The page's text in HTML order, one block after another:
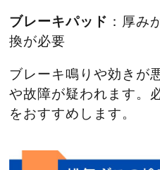
ブレーキパッド ：厚み
換が必要
ブレーキ鳴りや効きが
や故障が疑われます。
をおすすめします。